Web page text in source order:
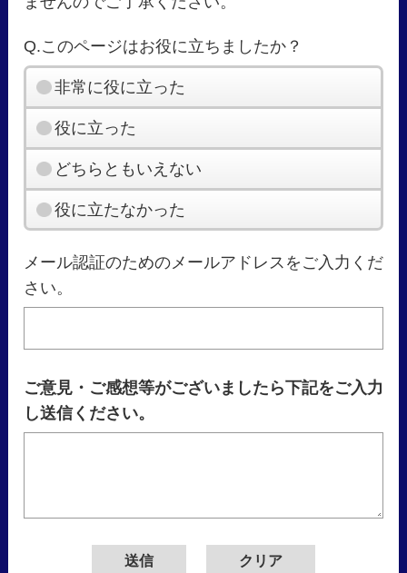
Q.このページはお役に立ちましたか？
非常に役に立った
役に立った
どちらともいえない
役に立たなかった
メール認証のためのメールアドレスをご入力くだ
さい。
ご意見・ご感想等がございましたら下記をご入力
し送信ください。